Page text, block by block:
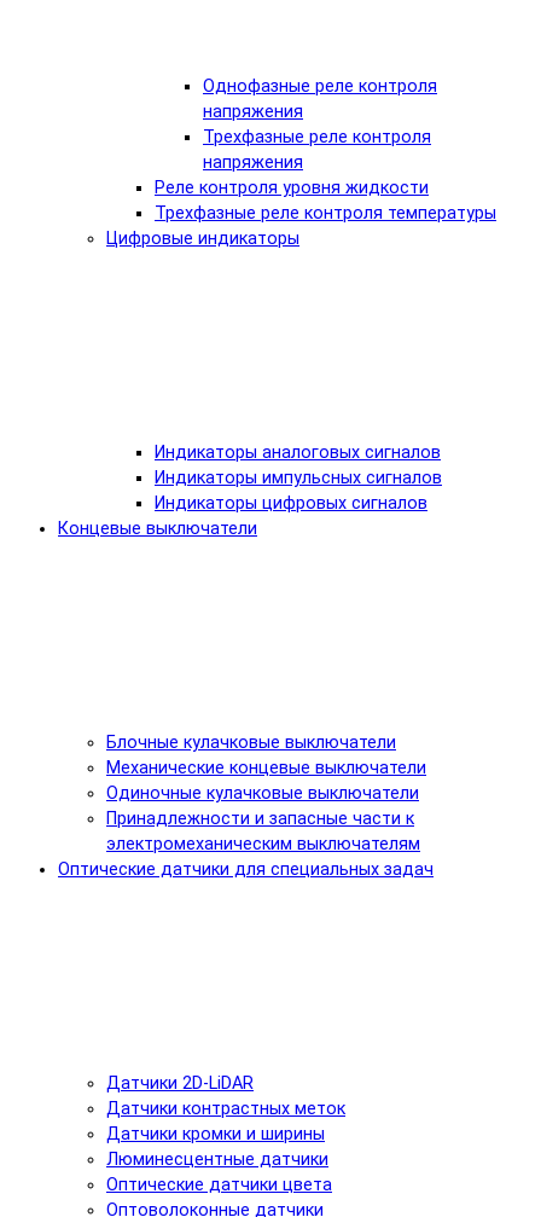
Однофазные реле контроля
напряжения
Трехфазные реле контроля
напряжения
Реле контроля уровня жидкости
Трехфазные реле контроля температуры
Цифровые индикаторы
Индикаторы аналоговых сигналов
Индикаторы импульсных сигналов
Индикаторы цифровых сигналов
Концевые выключатели
Блочные кулачковые выключатели
Механические концевые выключатели
Одиночные кулачковые выключатели
Принадлежности и запасные части к
электромеханическим выключателям
Оптические датчики для специальных задач
Датчики 2D-LiDAR
Датчики контрастных меток
Датчики кромки и ширины
Люминесцентные датчики
Оптические датчики цвета
Оптоволоконные датчики